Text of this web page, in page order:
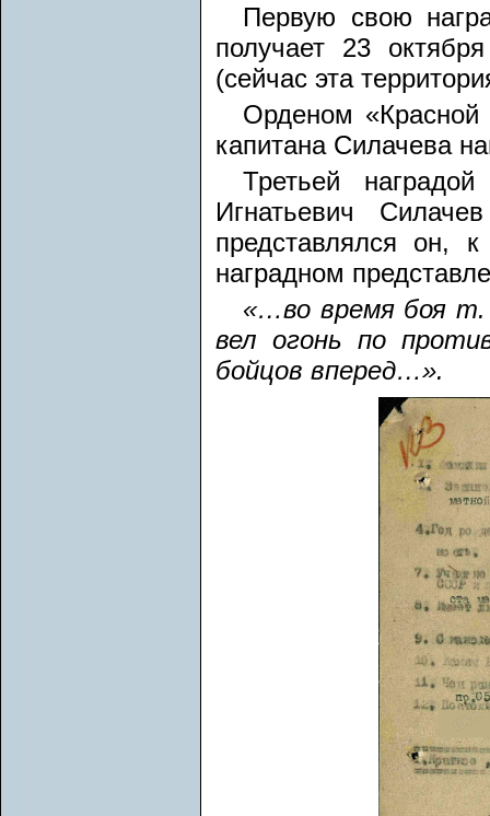
Первую свою
получает 23
(сейчас эта
Орденом «Красной
капитана Силачева
Третьей
Игнатьевич
представлялся он,
наградном
«…во время боя т.
вел огонь по
бойцов вперед…».